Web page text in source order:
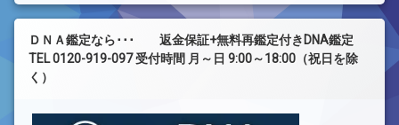
ＤＮＡ鑑定なら･･･ 返金保証+無料再鑑定付きDNA鑑定
TEL 0120-919-097 受付時間 月～日 9:00～18:00（祝日を除
く）